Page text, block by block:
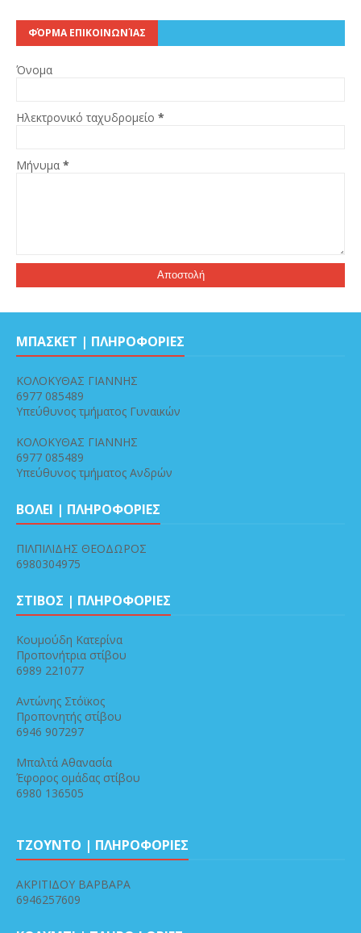
ΦΌΡΜΑ ΕΠΙΚΟΙΝΩΝΊΑΣ
Όνομα
Ηλεκτρονικό ταχυδρομείο *
Μήνυμα *
ΜΠΑΣΚΕΤ | ΠΛΗΡΟΦΟΡΙΕΣ
ΚΟΛΟΚΥΘΑΣ ΓΙΑΝΝΗΣ
6977 085489
Υπεύθυνος τμήματος Γυναικών
ΚΟΛΟΚΥΘΑΣ ΓΙΑΝΝΗΣ
6977 085489
Υπεύθυνος τμήματος Ανδρών
ΒΟΛΕΙ | ΠΛΗΡΟΦΟΡΙΕΣ
ΠΙΛΠΙΛΙΔΗΣ ΘΕΟΔΩΡΟΣ
6980304975
ΣΤΙΒΟΣ | ΠΛΗΡΟΦΟΡΙΕΣ
Κουμούδη Κατερίνα
Προπονήτρια στίβου
6989 221077
Αντώνης Στόϊκος
Προπονητής στίβου
6946 907297
Μπαλτά Αθανασία
Έφορος ομάδας στίβου
6980 136505
ΤΖΟΥΝΤΟ | ΠΛΗΡΟΦΟΡΙΕΣ
ΑΚΡΙΤΙΔΟΥ ΒΑΡΒΑΡΑ
6946257609